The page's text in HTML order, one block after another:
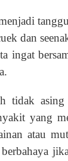
dan
ingat
tidak
yang
atau